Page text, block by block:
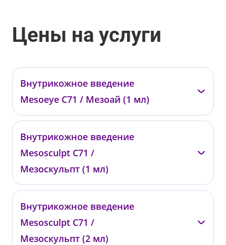
Цены на услуги
Внутрикожное введение
Mesoeye C71 / Мезоай (1 мл)
01802
от 21 500 ₽
Внутрикожное введение
Mesosculpt C71 /
Мезоскульпт (1 мл)
00750
от 19 000 ₽
Внутрикожное введение
Mesosculpt C71 /
Мезоскульпт (2 мл)